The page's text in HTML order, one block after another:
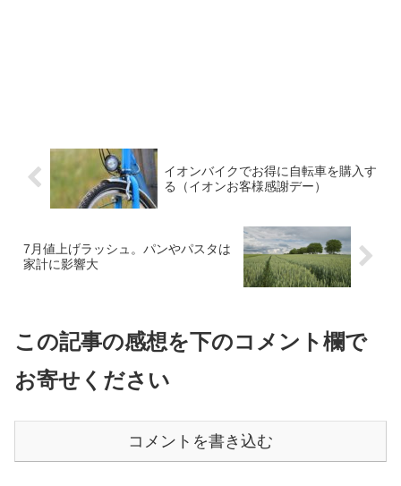
イオンバイクでお得に自転車を購入す
る（イオンお客様感謝デー）
7月値上げラッシュ。パンやパスタは
家計に影響大
この記事の感想を下のコメント欄で
お寄せください
コメントを書き込む